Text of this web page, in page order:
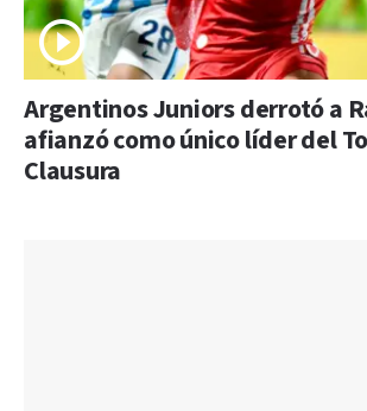
Argentinos Juniors derrotó a
afianzó como único líder del
Clausura